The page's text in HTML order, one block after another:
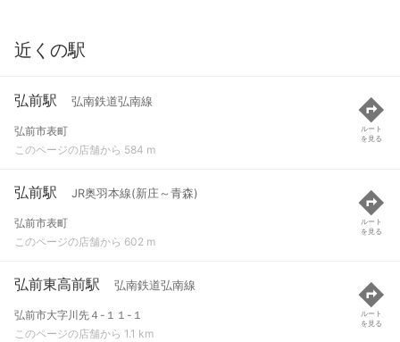
近くの駅
弘前駅 弘南鉄道弘南線
弘前市表町
このページの店舗から 584 m
ルート
を見る
弘前駅 JR奥羽本線(新庄～青森)
弘前市表町
このページの店舗から 602 m
ルート
を見る
弘前東高前駅 弘南鉄道弘南線
弘前市大字川先４-１１-１
このページの店舗から 1.1 km
ルート
を見る